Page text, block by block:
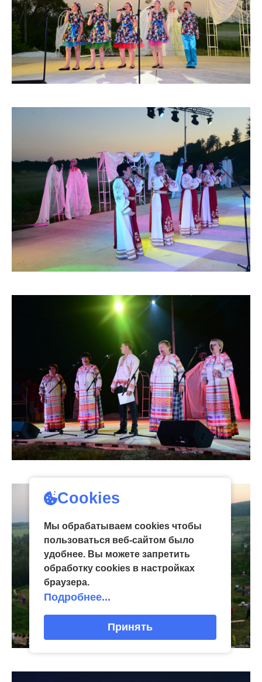
Cookies
Мы обрабатываем cookies чтобы
пользоваться веб-сайтом было
удобнее. Вы можете запретить
обработку сookies в настройках
браузера.
Подробнее...
Принять